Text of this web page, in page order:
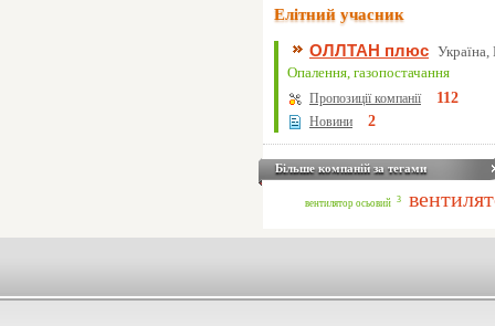
Елітний учасник
ОЛЛТАН плюс Україна,
Опалення, газопостачання
Пропозиції компанії 112
Новини 2
Більше компаній за тегами
вентилятор осьовий 3